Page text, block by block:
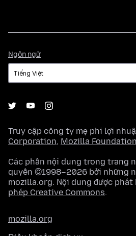
Ngôn ngữ
ngữ
Truy cập công ty mẹ phi lợi
Corporation, Mozilla Foundation
Các phần nội dung trong trang
quyền ©1998–2026 bởi những
mozilla.org. Nội dung được phát
phép Creative Commons.
mozilla.org